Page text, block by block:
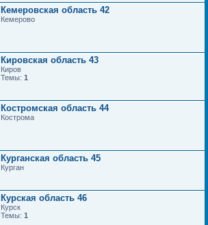
Кемеровская область 42
Кемерово
Кировская область 43
Киров
Темы: 1
Костромская область 44
Кострома
Курганская область 45
Курган
Курская область 46
Курск
Темы: 1